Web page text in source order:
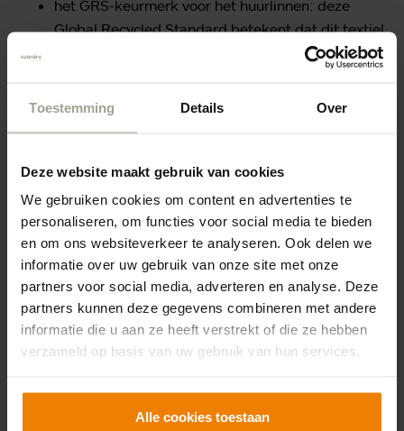
Toestemming Details Over
Deze website maakt gebruik van cookies
We gebruiken cookies om content en advertenties te
personaliseren, om functies voor social media te bieden
en om ons websiteverkeer te analyseren. Ook delen we
informatie over uw gebruik van onze site met onze
partners voor social media, adverteren en analyse. Deze
partners kunnen deze gegevens combineren met andere
informatie die u aan ze heeft verstrekt of die ze hebben
verzameld op basis van uw gebruik van hun services.
Alle cookies toestaan
het GRS-keurmerk voor het huurlinnen: deze
Global Recycled Standard betekent dat dit textiel
voor minimaal 50% uit gerecycled materiaal
afgekeurd huurlinnen wordt weer gerecycled;
plastic hoes.
Ritten combineren
Op afdelingsniveau speelt de relatieve
milieuvriendelijkheid van het wasproces zelf wat
minder. Joyce: ‘Dat staat wat verder van ons af. Wij zijn
ons vooral bewust van de vele ritten die er gemaakt